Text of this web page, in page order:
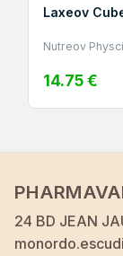
Laxeov
Nutreov
14.75 €
24 BD JEAN